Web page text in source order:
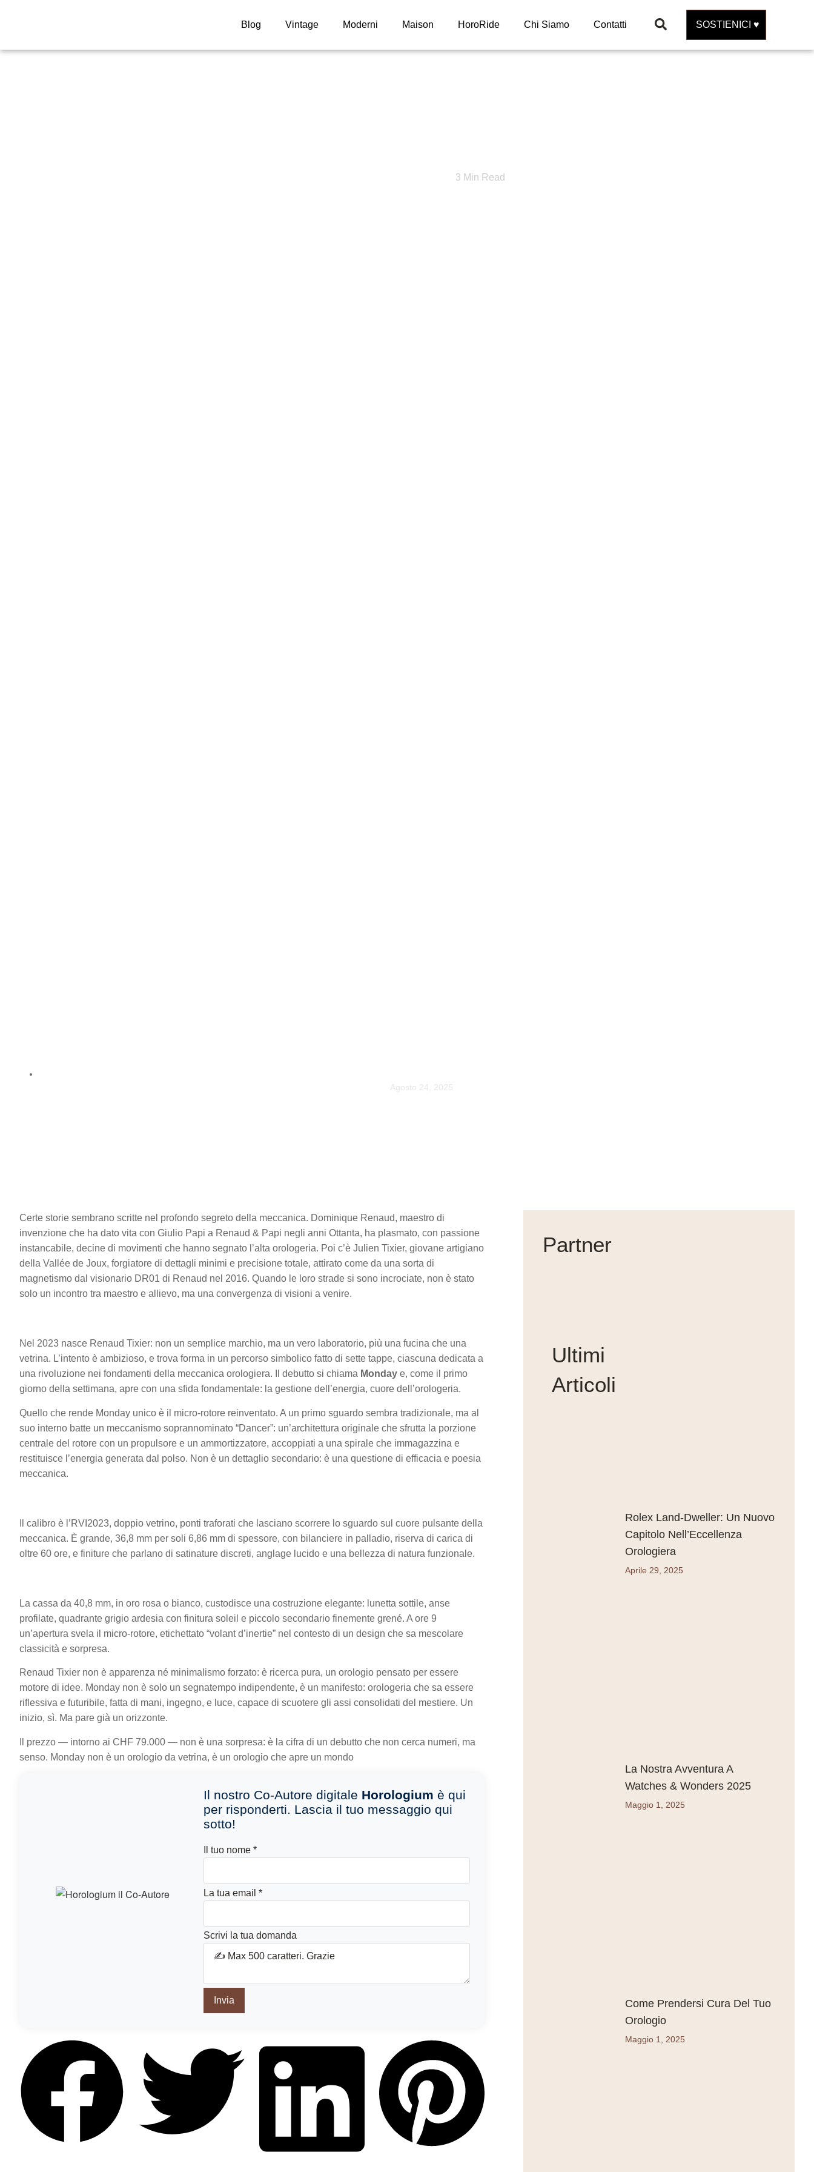
Blog Vintage Moderni Maison HoroRide Chi Siamo Contatti SOSTIENICI ♥️
3 Min Read
Agosto 24, 2025
Certe storie sembrano scritte nel profondo segreto della meccanica. Dominique Renaud, maestro di
invenzione che ha dato vita con Giulio Papi a Renaud & Papi negli anni Ottanta, ha plasmato, con passione
instancabile, decine di movimenti che hanno segnato l’alta orologeria. Poi c’è Julien Tixier, giovane artigiano
della Vallée de Joux, forgiatore di dettagli minimi e precisione totale, attirato come da una sorta di
magnetismo dal visionario DR01 di Renaud nel 2016. Quando le loro strade si sono incrociate, non è stato
solo un incontro tra maestro e allievo, ma una convergenza di visioni a venire.
Nel 2023 nasce Renaud Tixier: non un semplice marchio, ma un vero laboratorio, più una fucina che una
vetrina. L’intento è ambizioso, e trova forma in un percorso simbolico fatto di sette tappe, ciascuna dedicata a
una rivoluzione nei fondamenti della meccanica orologiera. Il debutto si chiama Monday e, come il primo
giorno della settimana, apre con una sfida fondamentale: la gestione dell’energia, cuore dell’orologeria.
Quello che rende Monday unico è il micro-rotore reinventato. A un primo sguardo sembra tradizionale, ma al
suo interno batte un meccanismo soprannominato “Dancer”: un’architettura originale che sfrutta la porzione
centrale del rotore con un propulsore e un ammortizzatore, accoppiati a una spirale che immagazzina e
restituisce l’energia generata dal polso. Non è un dettaglio secondario: è una questione di efficacia e poesia
meccanica.
Il calibro è l’RVI2023, doppio vetrino, ponti traforati che lasciano scorrere lo sguardo sul cuore pulsante della
meccanica. È grande, 36,8 mm per soli 6,86 mm di spessore, con bilanciere in palladio, riserva di carica di
oltre 60 ore, e finiture che parlano di satinature discreti, anglage lucido e una bellezza di natura funzionale.
La cassa da 40,8 mm, in oro rosa o bianco, custodisce una costruzione elegante: lunetta sottile, anse
profilate, quadrante grigio ardesia con finitura soleil e piccolo secondario finemente grené. A ore 9
un’apertura svela il micro-rotore, etichettato “volant d’inertie” nel contesto di un design che sa mescolare
classicità e sorpresa.
Renaud Tixier non è apparenza né minimalismo forzato: è ricerca pura, un orologio pensato per essere
motore di idee. Monday non è solo un segnatempo indipendente, è un manifesto: orologeria che sa essere
riflessiva e futuribile, fatta di mani, ingegno, e luce, capace di scuotere gli assi consolidati del mestiere. Un
inizio, sì. Ma pare già un orizzonte.
Il prezzo — intorno ai CHF 79.000 — non è una sorpresa: è la cifra di un debutto che non cerca numeri, ma
senso. Monday non è un orologio da vetrina, è un orologio che apre un mondo
Il nostro Co-Autore digitale Horologium è qui
per risponderti. Lascia il tuo messaggio qui
sotto!
Il
ri
i
L
Il tuo nome *
La tua email *
Scrivi la tua domanda
Invia
Partner
Ultimi
Articoli
Rolex Land-Dweller: Un Nuovo
Capitolo Nell’Eccellenza
Orologiera
Aprile 29, 2025
La Nostra Avventura A
Watches & Wonders 2025
Maggio 1, 2025
Come Prendersi Cura Del Tuo
Orologio
Maggio 1, 2025